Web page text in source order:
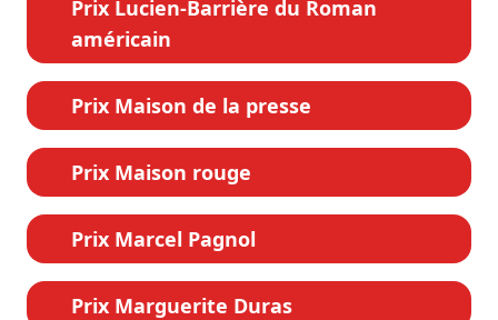
Prix Lucien-Barrière du Roman
américain
Prix Maison de la presse
Prix Maison rouge
Prix Marcel Pagnol
Prix Marguerite Duras